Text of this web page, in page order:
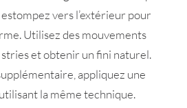
vers l’extérieur pour
Utilisez des mouvements
et obtenir un fini naturel.
appliquez une
la même technique.